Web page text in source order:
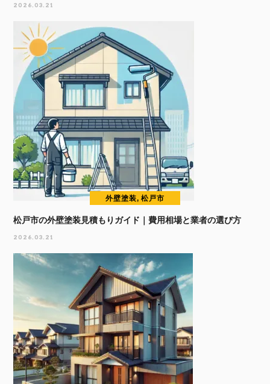
2026.03.21
外壁塗装, 松戸市
松戸市の外壁塗装見積もりガイド｜費用相場と業者の選び方
2026.03.21